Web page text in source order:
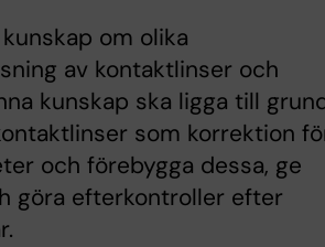
om olika
av kontaktlinser och
kunskap ska ligga till
som korrektion
och förebygga dessa, ge
göra efterkontroller efter